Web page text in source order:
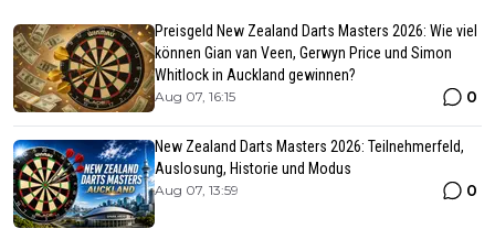
Preisgeld New Zealand Darts Masters 2026: Wie viel
können Gian van Veen, Gerwyn Price und Simon
Whitlock in Auckland gewinnen?
Aug 07, 16:15 0
New Zealand Darts Masters 2026: Teilnehmerfeld,
Auslosung, Historie und Modus
Aug 07, 13:59 0